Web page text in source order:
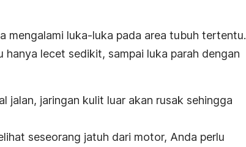
mengalami luka-luka pada area tubuh tertentu.
lecet sedikit, sampai luka parah dengan
jalan, jaringan kulit luar akan rusak sehingga
seseorang jatuh dari motor, Anda perlu